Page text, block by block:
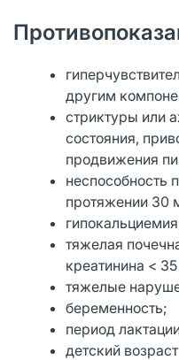
другим
стриктуры или
состояния,
продвижения
неспособность
протяжении 30
тяжелая
креатинина <
тяжелые
беременность;
период
детский